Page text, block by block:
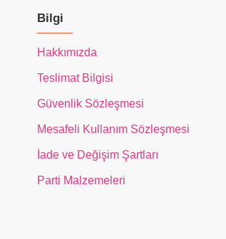
Bilgi
Hakkımızda
Teslimat Bilgisi
Güvenlik Sözleşmesi
Mesafeli Kullanım Sözleşmesi
İade ve Değişim Şartları
Parti Malzemeleri